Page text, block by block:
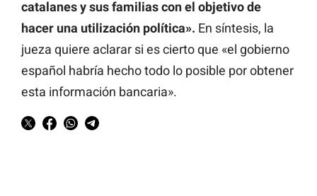
catalanes y sus familias con el objetivo de
hacer una utilización política». En síntesis, la
jueza quiere aclarar si es cierto que «el gobierno
español habría hecho todo lo posible por obtener
esta información bancaria».